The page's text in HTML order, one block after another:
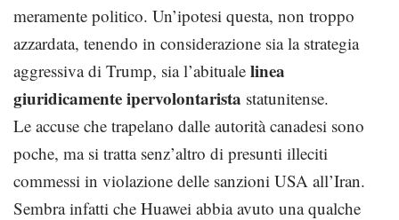
meramente politico. Un’ipotesi questa, non troppo
azzardata, tenendo in considerazione sia la strategia
aggressiva di Trump, sia l’abituale linea
giuridicamente ipervolontarista statunitense.
Le accuse che trapelano dalle autorità canadesi sono
poche, ma si tratta senz’altro di presunti illeciti
commessi in violazione delle sanzioni USA all’Iran.
Sembra infatti che Huawei abbia avuto una qualche